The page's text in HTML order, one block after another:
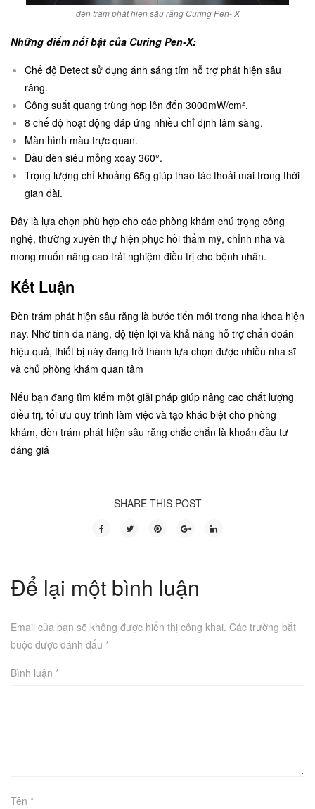
đèn trám phát hiện sâu răng Curing Pen- X
Những điểm nổi bật của Curing Pen-X:
Chế độ Detect sử dụng ánh sáng tím hỗ trợ phát hiện sâu
răng.
Công suất quang trùng hợp lên đến 3000mW/cm².
8 chế độ hoạt động đáp ứng nhiều chỉ định lâm sàng.
Màn hình màu trực quan.
Đầu đèn siêu mỏng xoay 360°.
Trọng lượng chỉ khoảng 65g giúp thao tác thoải mái trong thời
gian dài.
Đây là lựa chọn phù hợp cho các phòng khám chú trọng công
nghệ, thường xuyên thự hiện phục hồi thẩm mỹ, chỉnh nha và
mong muốn nâng cao trải nghiệm điều trị cho bệnh nhân.
Kết Luận
Đèn trám phát hiện sâu răng là bước tiến mới trong nha khoa hiện
nay. Nhờ tính đa năng, độ tiện lợi và khả năng hỗ trợ chẩn đoán
hiệu quả, thiết bị này đang trở thành lựa chọn được nhiều nha sĩ
và chủ phòng khám quan tâm
Nếu bạn đang tìm kiếm một giải pháp giúp nâng cao chất lượng
điều trị, tối ưu quy trình làm việc và tạo khác biệt cho phòng
khám, đèn trám phát hiện sâu răng chắc chắn là khoản đầu tư
đáng giá
SHARE THIS POST
Để lại một bình luận
Email của bạn sẽ không được hiển thị công khai. Các trường bắt
buộc được đánh dấu *
Bình luận *
Tên *